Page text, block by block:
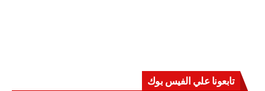
تابعونا علي الفيس بوك